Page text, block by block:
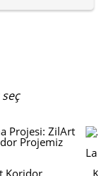
seç
Koridor